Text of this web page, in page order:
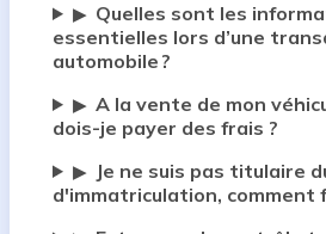
▶ Quelles sont les
essentielles lors d’une
automobile ?
▶ A la vente de mon
dois-je payer des frais ?
▶
Je ne suis pas titulaire
d'immatriculation, comment